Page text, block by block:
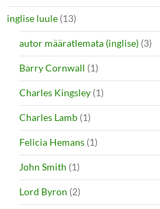
inglise luule (13)
autor määratlemata (inglise) (3)
Barry Cornwall (1)
Charles Kingsley (1)
Charles Lamb (1)
Felicia Hemans (1)
John Smith (1)
Lord Byron (2)